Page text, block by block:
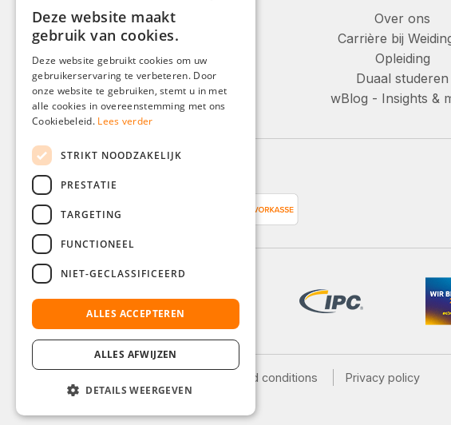
Service en advies:
+49 (0)8142 / 4289 - 300
Ma-Vr, 08:00 - 16:00
Of via ons contactformulier.
Over ons
Carrière bij
Opleiding
Duaal studeren
wBlog - Insights &
General terms and conditions
Privacy policy
Shipping and payment
FRENCH
ITALIAN
Deze website maakt
gebruik van cookies.
Deze website gebruikt cookies om uw
gebruikerservaring te verbeteren. Door
onze website te gebruiken, stemt u in met
alle cookies in overeenstemming met ons
Cookiebeleid. Lees verder
STRIKT NOODZAKELIJK
PRESTATIE
TARGETING
FUNCTIONEEL
NIET-GECLASSIFICEERD
ALLES ACCEPTEREN
ALLES AFWIJZEN
DETAILS WEERGEVEN